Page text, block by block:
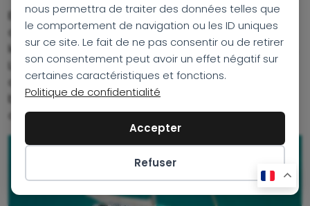
nous permettra de traiter des données telles que
le comportement de navigation ou les ID uniques
sur ce site. Le fait de ne pas consentir ou de retirer
son consentement peut avoir un effet négatif sur
certaines caractéristiques et fonctions.
Politique de confidentialité
Accepter
Refuser
Préférences des cookies
En Méditerranée, ce type de navigation permet
d’explorer autrement lesCyclades, lesîles Ioniennes
les Sporades , lesBaléares, la Corseou la Sardaigne
Les itinéraires alternent entre navigation, baignades,
découvertes culturelles et moments de détente à
bord, dans une atmosphère plus fluide et plus
contemplative.